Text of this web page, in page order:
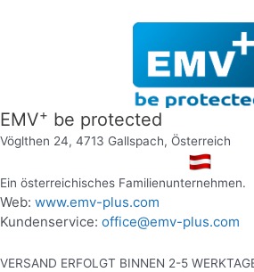
EMV+ be protected
Vöglthen 24, 4713 Gallspach, Österreich
Ein österreichisches Familienunternehmen.
Web: www.emv-plus.com
Kundenservice: office@emv-plus.com
VERSAND ERFOLGT BINNEN 2-5